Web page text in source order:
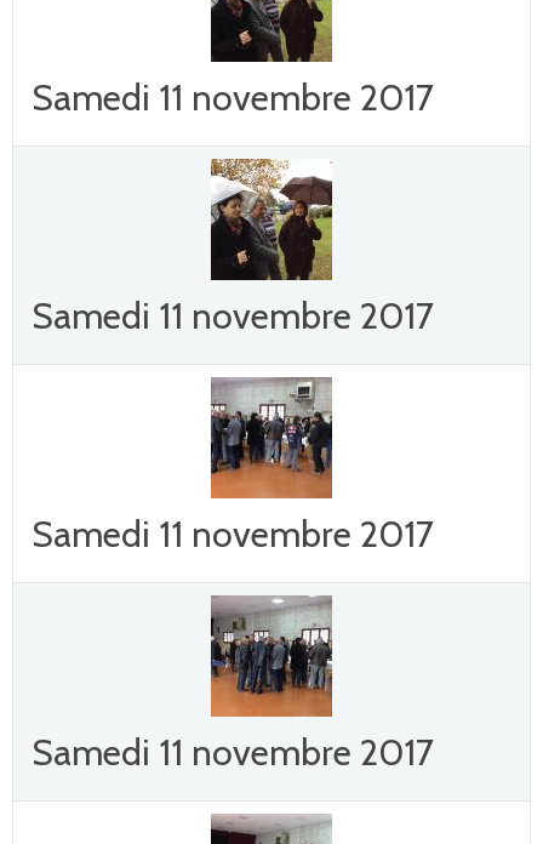
Samedi 11 novembre 2017
Samedi 11 novembre 2017
Samedi 11 novembre 2017
Samedi 11 novembre 2017